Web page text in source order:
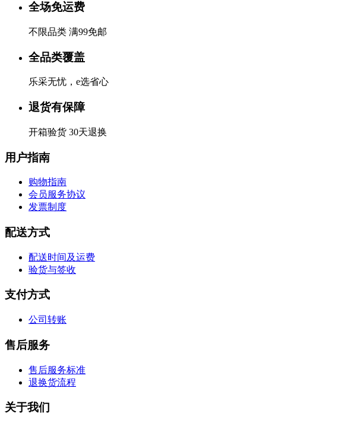
全场免运费
不限品类 满99免邮
全品类覆盖
乐采无忧，e选省心
退货有保障
开箱验货 30天退换
用户指南
购物指南
会员服务协议
发票制度
配送方式
配送时间及运费
验货与签收
支付方式
公司转账
售后服务
售后服务标准
退换货流程
关于我们